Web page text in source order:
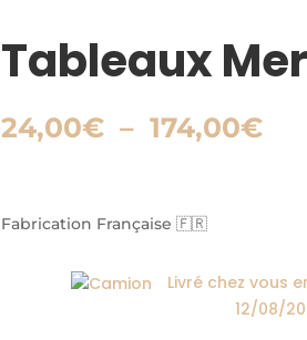
Tableaux Mer
24,00€ – 174,00€
Fabrication Française 🇫🇷
Livré chez vous
12/08/